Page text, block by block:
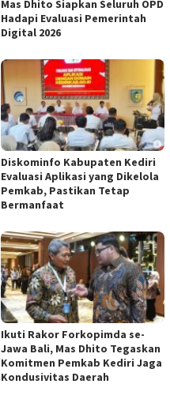
Mas Dhito Siapkan Seluruh OPD
Hadapi Evaluasi Pemerintah
Digital 2026
Diskominfo Kabupaten Kediri
Evaluasi Aplikasi yang Dikelola
Pemkab, Pastikan Tetap
Bermanfaat
Ikuti Rakor Forkopimda se-
Jawa Bali, Mas Dhito Tegaskan
Komitmen Pemkab Kediri Jaga
Kondusivitas Daerah